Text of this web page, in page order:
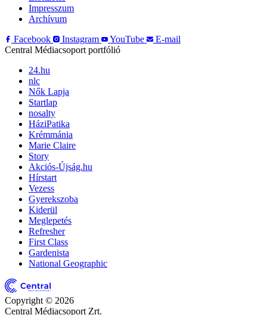
Impresszum
Archívum
Facebook
Instagram YouTube
E-mail
Central Médiacsoport portfólió
24.hu
nlc
Nők Lapja
Startlap
nosalty
HáziPatika
Krémmánia
Marie Claire
Story
Akciós-Újság.hu
Hírstart
Vezess
Gyerekszoba
Kiderül
Meglepetés
Refresher
First Class
Gardenista
National Geographic
Copyright © 2026
Central Médiacsoport Zrt.